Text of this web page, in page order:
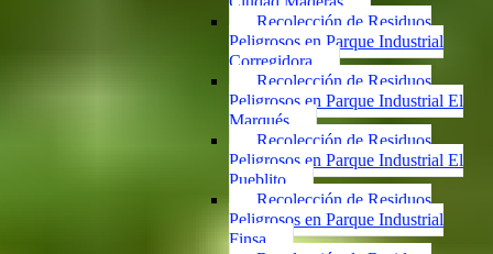
Recolección de Residuos
Peligrosos en Parque Industrial
Corregidora
Recolección de Residuos
Peligrosos en Parque Industrial El
Marqués
Recolección de Residuos
Peligrosos en Parque Industrial El
Pueblito
Recolección de Residuos
Peligrosos en Parque Industrial
Finsa